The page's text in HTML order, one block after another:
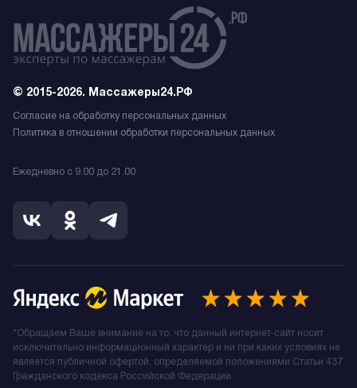
© 2015-2026. Массажеры24.РФ
Согласие на обработку персональных данных
Политика в отношении обработки персональных данных
Ежедневно с 9.00 до 21.00
*Обращаем Ваше внимание на то, что данный интернет-сайт носит
исключительно информационный характер и ни при каких условиях не
является публичной офертой, определяемой положениями Статьи 437
Гражданского кодекса Российской Федерации.